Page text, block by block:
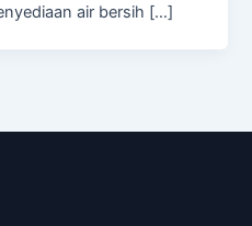
air bersih […]